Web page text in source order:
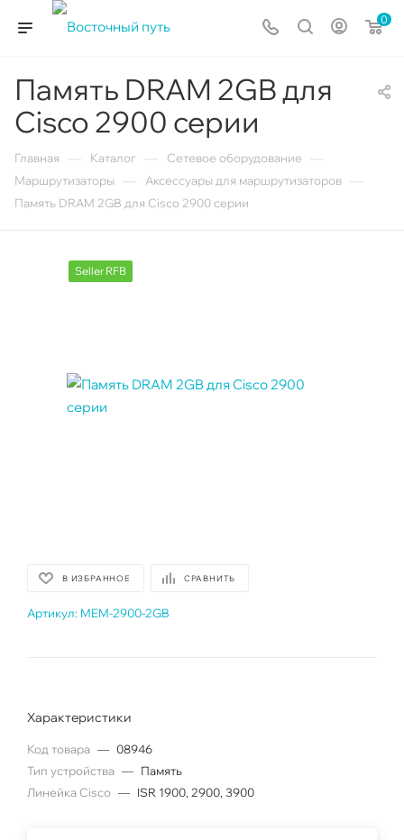
0
Память DRAM 2GB для
Cisco 2900 серии
Главная Каталог Сетевое оборудование
Маршрутизаторы Аксессуары для маршрутизаторов
Память DRAM 2GB для Cisco 2900 серии
Seller RFB
В ИЗБРАННОЕ СРАВНИТЬ
Артикул: MEM-2900-2GB
Характеристики
Код товара — 08946
Тип устройства — Память
Линейка Cisco — ISR 1900, 2900, 3900